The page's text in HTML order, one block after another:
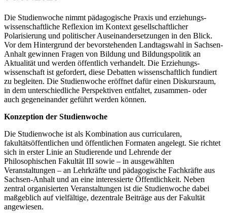
Die Studienwoche nimmt pädagogische Praxis und erziehungs-
wissenschaftliche Reflexion im Kontext gesellschaftlicher
Polarisierung und politischer Auseinandersetzungen in den Blick.
Vor dem Hintergrund der bevorstehenden Landtagswahl in Sachsen-
Anhalt gewinnen Fragen von Bildung und Bildungspolitik an
Aktualität und werden öffentlich verhandelt. Die Erziehungs-
wissenschaft ist gefordert, diese Debatten wissenschaftlich fundiert
zu begleiten. Die Studienwoche eröffnet dafür einen Diskursraum,
in dem unterschiedliche Perspektiven entfaltet, zusammen- oder
auch gegeneinander geführt werden können.
Konzeption der Studienwoche
Die Studienwoche ist als Kombination aus curricularen,
fakultätsöffentlichen und öffentlichen Formaten angelegt. Sie richtet
sich in erster Linie an Studierende und Lehrende der
Philosophischen Fakultät III sowie – in ausgewählten
Veranstaltungen – an Lehrkräfte und pädagogische Fachkräfte aus
Sachsen-Anhalt und an eine interessierte Öffentlichkeit. Neben
zentral organisierten Veranstaltungen ist die Studienwoche dabei
maßgeblich auf vielfältige, dezentrale Beiträge aus der Fakultät
angewiesen.